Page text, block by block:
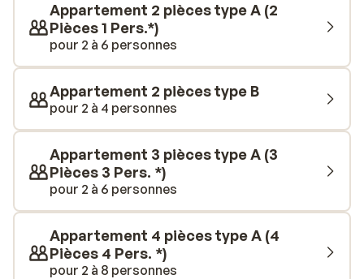
Appartement 2 pièces type A (2
Pièces 1 Pers.*)
pour 2 à 6 personnes
Appartement 2 pièces type B
pour 2 à 4 personnes
Appartement 3 pièces type A (3
Pièces 3 Pers. *)
pour 2 à 6 personnes
Appartement 4 pièces type A (4
Pièces 4 Pers. *)
pour 2 à 8 personnes